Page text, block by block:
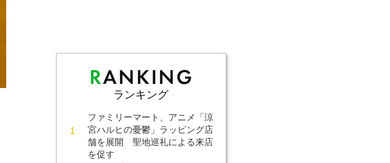
ランキング
ファミリーマート、アニメ「涼
宮ハルヒの憂鬱」ラッピング店
舗を展開 聖地巡礼による来店
を促す